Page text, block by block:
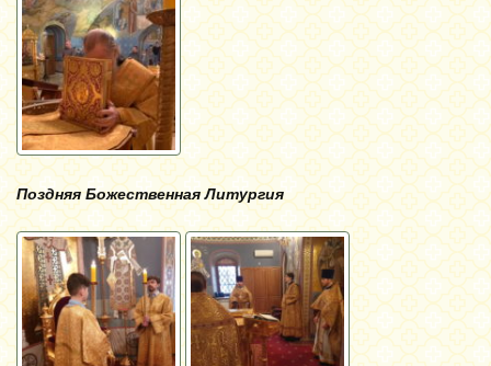
Поздняя Божественная Литургия